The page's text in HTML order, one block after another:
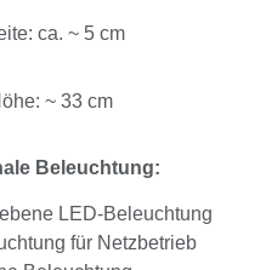
ca. ~ 5 cm
~ 33 cm
Beleuchtung:
LED-Beleuchtung
für Netzbetrieb